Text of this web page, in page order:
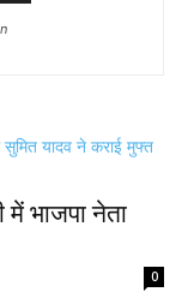
में भाजपा नेता
0